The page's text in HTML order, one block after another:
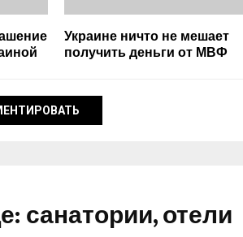
Украине ничто не мешает
получить деньги от МВФ
санатории, отели